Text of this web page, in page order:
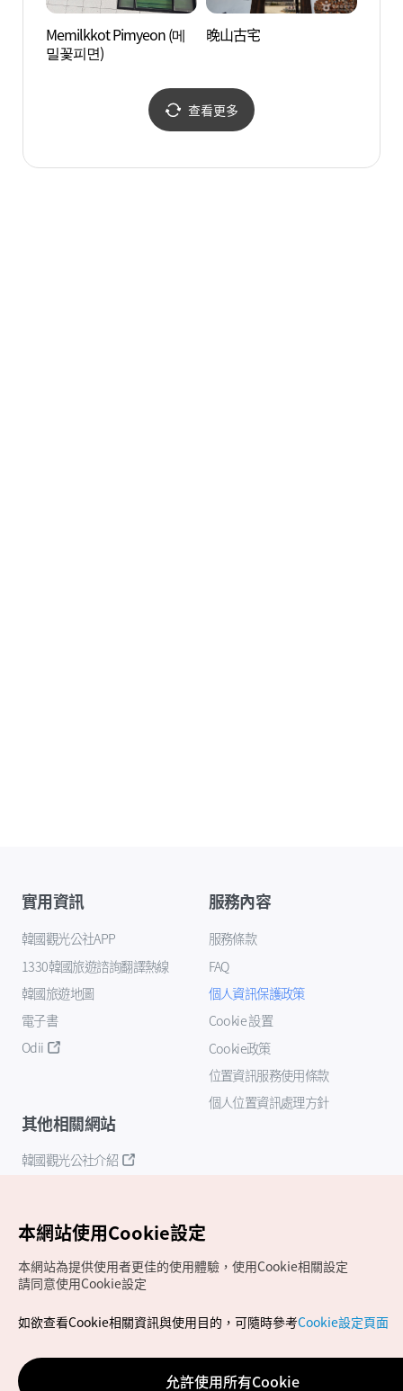
Memilkkot Pimyeon (메
밀꽃피면)
晚山古宅
查看更多
實用資訊
韓國觀光公社APP
1330韓國旅遊諮詢翻譯熱線
韓國旅遊地圖
電子書
Odii
服務內容
服務條款
FAQ
個人資訊保護政策
Cookie 設置
Cookie政策
位置資訊服務使用條款
個人位置資訊處理方針
其他相關網站
韓國觀光公社介紹
Copyrights (c) 韓國觀光公社版權所有
如有相關疑問或建議，歡迎來信至官方信箱
chinese_big5@knto.or.kr
本網站使用Cookie設定
本網站為提供使用者更佳的使用體驗，使用Cookie相關設定
請同意使用Cookie設定
如欲查看Cookie相關資訊與使用目的，可隨時參考Cookie設定頁面
允許使用所有Cookie